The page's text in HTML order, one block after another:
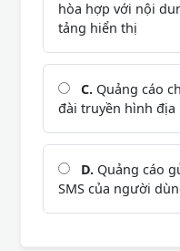
hòa hợp với nội
tảng hiển thị
C. Quảng cáo
đài truyền hình địa
D. Quảng cáo
SMS của người